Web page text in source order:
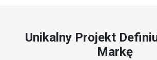
Unikalny Projekt
Markę